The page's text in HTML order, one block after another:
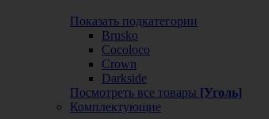
Показать подкатегории
Brusko
Cocoloco
Crown
Darkside
Посмотреть все товары [Уголь]
Комплектующие